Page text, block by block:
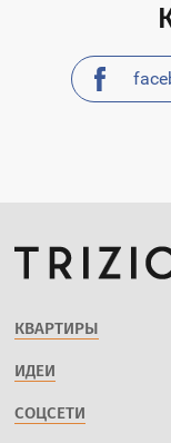
КВАРТИРЫ
ИДЕИ
СОЦСЕТИ